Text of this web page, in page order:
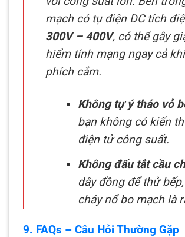
mạch có tụ điện DC tích
300V – 400V, có thể gây
hiểm tính mạng ngay cả
phích cắm.
Không tự ý tháo vỏ
bạn không có kiến
điện tử công suất.
Không đấu tắt cầu
dây đồng để thử
cháy nổ bo mạch là
9. FAQs – Câu Hỏi Thường Gặp